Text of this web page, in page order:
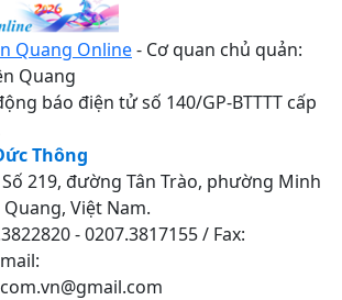
Quang Online- Cơ quan chủ quản:
Quang
báo điện tử số 140/GP-BTTTT cấp
Thông
219, đường Tân Trào, phường Minh
Việt Nam.
- 0207.3817155 / Fax: